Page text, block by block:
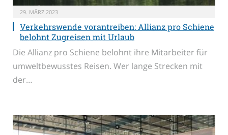
29. MÄRZ 2023
Verkehrswende vorantreiben: Allianz pro Schiene
belohnt Zugreisen mit Urlaub
Die Allianz pro Schiene belohnt ihre Mitarbeiter für
umweltbewusstes Reisen. Wer lange Strecken mit
der…